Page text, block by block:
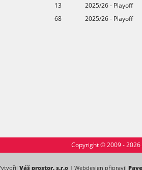
13 2025/26 - Playoff
68 2025/26 - Playoff
Copyright © 2009 - 2026
Váš prostor, s.r.o | Webdesign připravil